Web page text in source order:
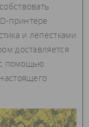
принтере
и лепестками
доставляется
с помощью